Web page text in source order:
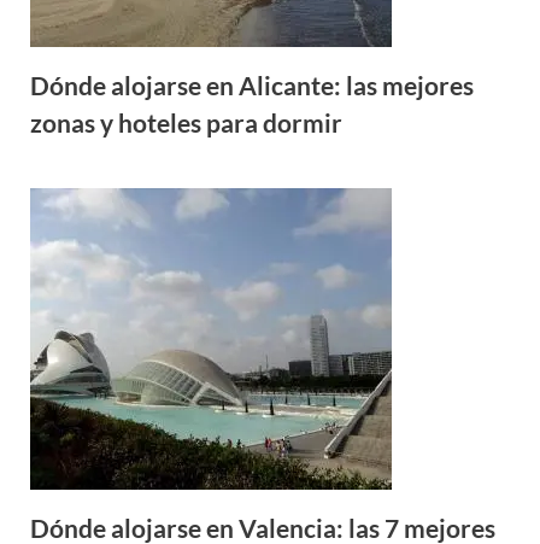
Dónde alojarse en Alicante: las mejores
zonas y hoteles para dormir
Dónde alojarse en Valencia: las 7 mejores